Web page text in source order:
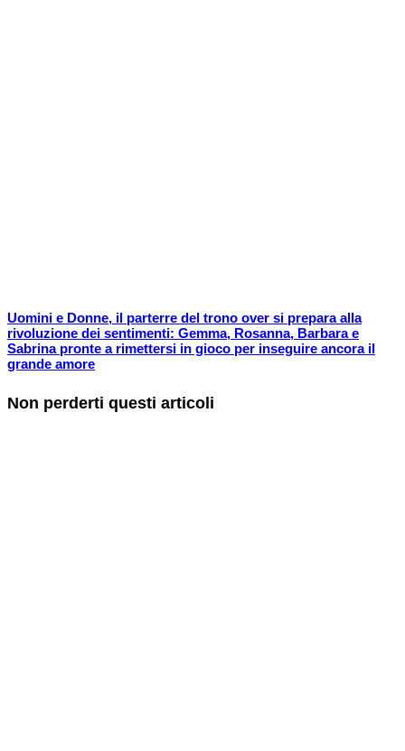
Uomini e Donne, il parterre del trono over si prepara alla
rivoluzione dei sentimenti: Gemma, Rosanna, Barbara e
Sabrina pronte a rimettersi in gioco per inseguire ancora il
grande amore
Non perderti questi articoli